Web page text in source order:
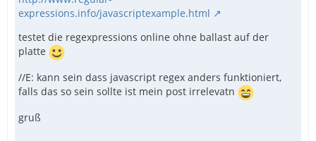
expressions.info/javascriptexample.html
testet die regexpressions online ohne ballast auf der
platte
//E: kann sein dass javascript regex anders funktioniert,
falls das so sein sollte ist mein post irrelevatn
gruß